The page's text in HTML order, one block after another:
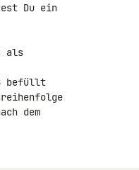
Du ein
als
befüllt
dem